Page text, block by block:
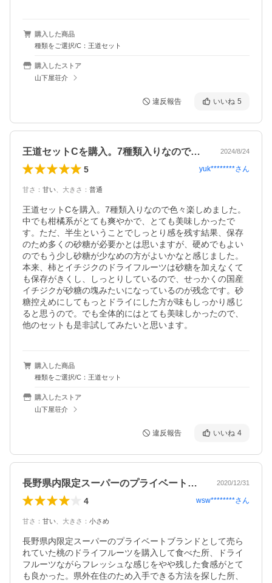
購入した商品
種類をご選択/C：王道セット
購入したストア
山下屋荘介
違反報告 いいね 5
王道セットCを購入。7種類入りなので色… 2024/8/24
5 yuk********さん
甘さ ： 甘い 大きさ ： 普通
王道セットCを購入。7種類入りなので色々楽しめました。
中でも柑橘系がとても爽やかで、とても美味しかったで
す。ただ、半生ということでしっとり感を残す結果、保存
のため多くの砂糖が必要かとは思いますが、硬めでもよい
のでもう少し砂糖が少なめの方がよいかなと感じました。
本来、柿とイチジクのドライフルーツは砂糖を加えなくて
も保存がきくし、しっとりしているので、せっかくの国産
イチジクが砂糖の塊みたいになっているのが残念です。砂
糖控えめにしてもっとドライにした方が味もしっかり感じ
ると思うので。でも全体的にはとても美味しかったので、
他のセットも是非試してみたいと思います。
購入した商品
種類をご選択/C：王道セット
購入したストア
山下屋荘介
違反報告 いいね 4
長野県内限定スーパーのプライベートブラ… 2020/12/31
4 wsw********さん
甘さ ： 甘い 大きさ ： 小さめ
長野県内限定スーパーのプライベートブランドとして売ら
れていた桃のドライフルーツを購入して食べた所、ドライ
フルーツながらフレッシュな感じをやや残した食感がとて
も良かった。県外在住のため入手できる方法を探した所、